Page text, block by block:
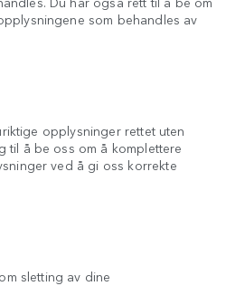
som behandles av
opplysninger rettet uten
å be oss om å komplettere
ved å gi oss korrekte
sletting av dine